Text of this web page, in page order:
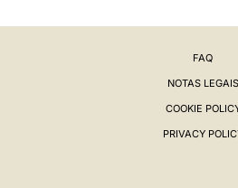
FAQ
NOTAS LEGAIS
COOKIE
PRIVACY